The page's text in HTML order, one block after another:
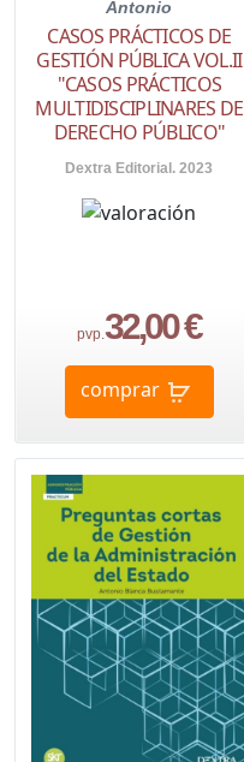
Antonio
CASOS PRÁCTICOS DE
GESTIÓN PÚBLICA VOL.II
"CASOS PRÁCTICOS
MULTIDISCIPLINARES DE
DERECHO PÚBLICO"
Dextra Editorial. 2023
pvp.32,00 €
comprar